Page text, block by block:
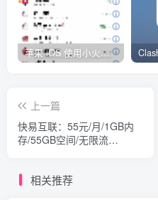
苹果 iOS 使用小火箭(shadowrocket)新手教程
上一篇
快易互联：55元/月/1GB内
存/55GB空间/无限流
相关推荐